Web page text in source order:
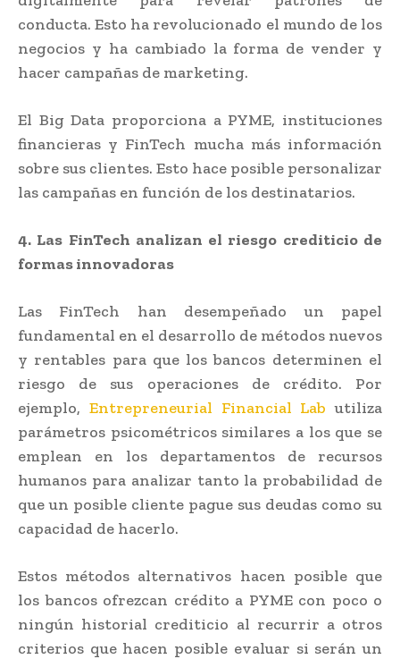
conducta. Esto ha revolucionado el mundo de los
negocios y ha cambiado la forma de vender y
hacer campañas de marketing.
El Big Data proporciona a PYME, instituciones
financieras y FinTech mucha más información
sobre sus clientes. Esto hace posible personalizar
las campañas en función de los destinatarios.
4. Las FinTech analizan el riesgo crediticio de
formas innovadoras
Las FinTech han desempeñado un papel
fundamental en el desarrollo de métodos nuevos
y rentables para que los bancos determinen el
riesgo de sus operaciones de crédito. Por
ejemplo, Entrepreneurial Financial Lab utiliza
parámetros psicométricos similares a los que se
emplean en los departamentos de recursos
humanos para analizar tanto la probabilidad de
que un posible cliente pague sus deudas como su
capacidad de hacerlo.
Estos métodos alternativos hacen posible que
los bancos ofrezcan crédito a PYME con poco o
ningún historial crediticio al recurrir a otros
criterios que hacen posible evaluar si serán un